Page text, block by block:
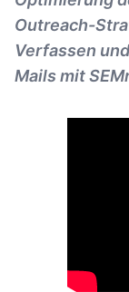
Outreach-
Verfassen
Mails mit